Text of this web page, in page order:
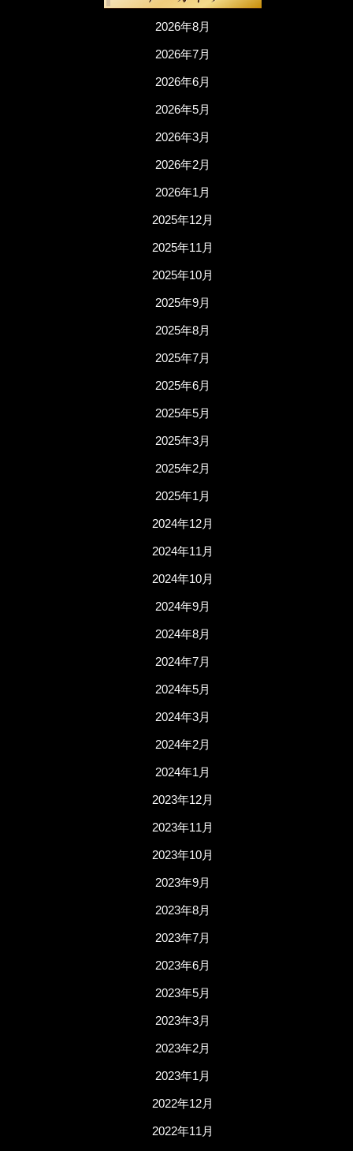
2026年8月
2026年7月
2026年6月
2026年5月
2026年3月
2026年2月
2026年1月
2025年12月
2025年11月
2025年10月
2025年9月
2025年8月
2025年7月
2025年6月
2025年5月
2025年3月
2025年2月
2025年1月
2024年12月
2024年11月
2024年10月
2024年9月
2024年8月
2024年7月
2024年5月
2024年3月
2024年2月
2024年1月
2023年12月
2023年11月
2023年10月
2023年9月
2023年8月
2023年7月
2023年6月
2023年5月
2023年3月
2023年2月
2023年1月
2022年12月
2022年11月